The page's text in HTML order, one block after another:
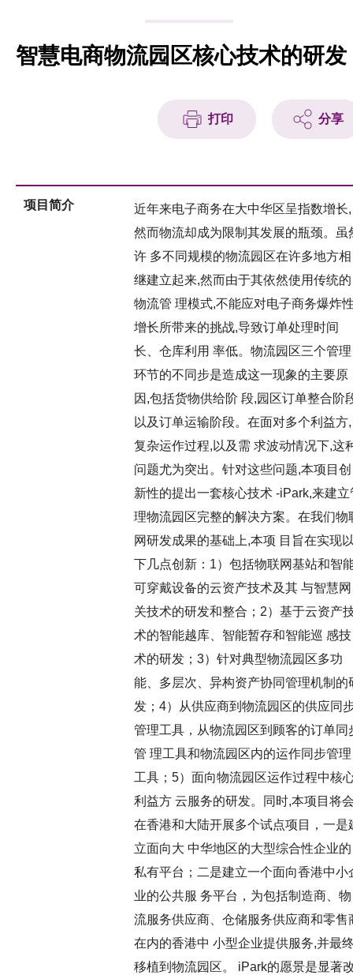
会籍
智慧电商物流园区核心技术的研发
打印 分享
项目简介
近年来电子商务在大中华区呈指数增长,
然而物流却成为限制其发展的瓶颈。虽
许 多不同规模的物流园区在许多地方相
继建立起来,然而由于其依然使用传统的
物流管 理模式,不能应对电子商务爆炸
增长所带来的挑战,导致订单处理时间
长、仓库利用 率低。物流园区三个管理
环节的不同步是造成这一现象的主要原
因,包括货物供给阶 段,园区订单整合阶
以及订单运输阶段。在面对多个利益方,
复杂运作过程,以及需 求波动情况下,这
问题尤为突出。针对这些问题,本项目创
新性的提出一套核心技术 -iPark,来建立
理物流园区完整的解决方案。在我们物
网研发成果的基础上,本项 目旨在实现
下几点创新：1）包括物联网基站和智
可穿戴设备的云资产技术及其 与智慧网
关技术的研发和整合；2）基于云资产
术的智能越库、智能暂存和智能巡 感技
术的研发；3）针对典型物流园区多功
能、多层次、异构资产协同管理机制的
发；4）从供应商到物流园区的供应同
管理工具，从物流园区到顾客的订单同
管 理工具和物流园区内的运作同步管理
工具；5）面向物流园区运作过程中核
利益方 云服务的研发。同时,本项目将
在香港和大陆开展多个试点项目，一是
立面向大 中华地区的大型综合性企业的
私有平台；二是建立一个面向香港中小
业的公共服 务平台，为包括制造商、物
流服务供应商、仓储服务供应商和零售
在内的香港中 小型企业提供服务,并最
移植到物流园区。 iPark的愿景是显著